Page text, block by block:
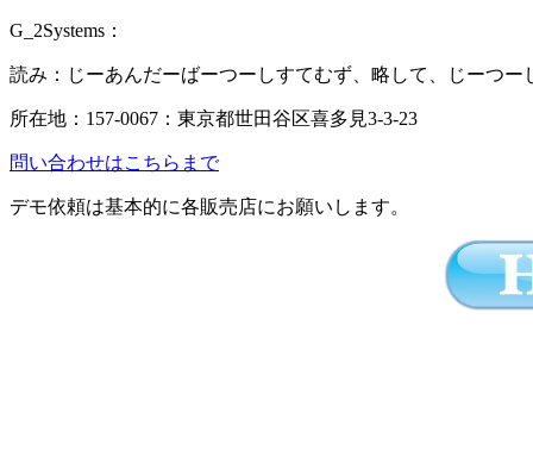
G_2Systems：
読み：じーあんだーばーつーしすてむず、略して、じーつー
所在地：157-0067：東京都世田谷区喜多見3-3-23
問い合わせはこちらまで
デモ依頼は基本的に各販売店にお願いします。